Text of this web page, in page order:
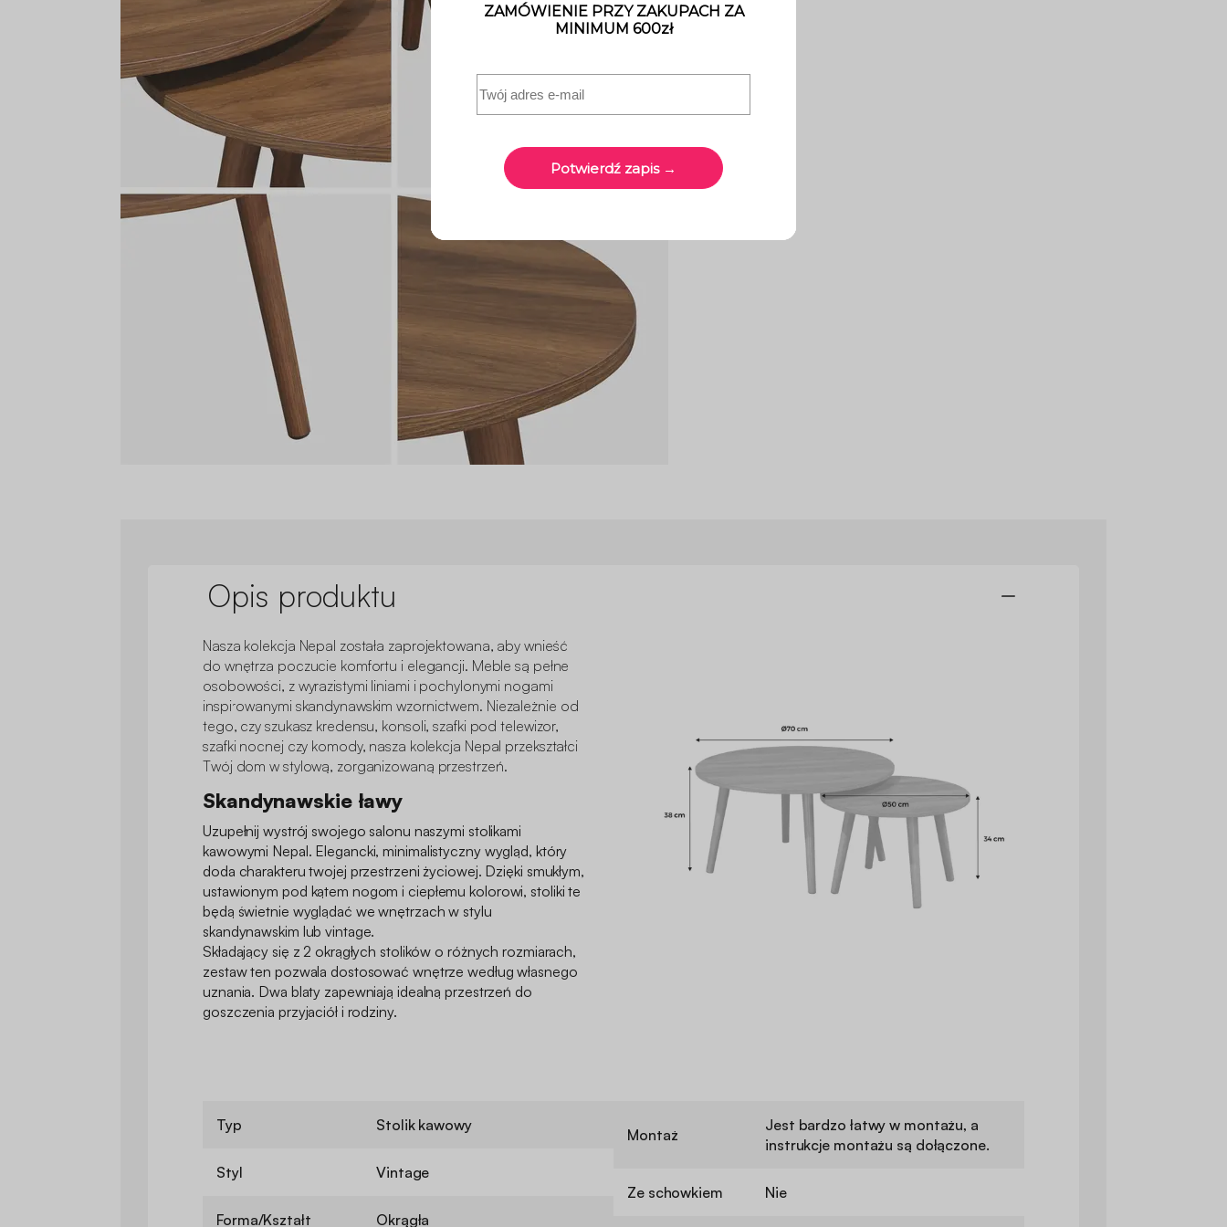
Opis produktu
Nasza kolekcja Nepal została zaprojektowana, aby wnieść
do wnętrza poczucie komfortu i elegancji. Meble są pełne
osobowości, z wyrazistymi liniami i pochylonymi nogami
inspirowanymi skandynawskim wzornictwem. Niezależnie od
tego, czy szukasz kredensu, konsoli, szafki pod telewizor,
szafki nocnej czy komody, nasza kolekcja Nepal przekształci
Twój dom w stylową, zorganizowaną przestrzeń.
Skandynawskie ławy
Uzupełnij wystrój swojego salonu naszymi stolikami
kawowymi Nepal. Elegancki, minimalistyczny wygląd, który
doda charakteru twojej przestrzeni życiowej. Dzięki smukłym,
ustawionym pod kątem nogom i ciepłemu kolorowi, stoliki te
będą świetnie wyglądać we wnętrzach w stylu
skandynawskim lub vintage.
Składający się z 2 okrągłych stolików o różnych rozmiarach,
zestaw ten pozwala dostosować wnętrze według własnego
uznania. Dwa blaty zapewniają idealną przestrzeń do
goszczenia przyjaciół i rodziny.
Typ Stolik kawowy
Styl Vintage
Forma/Kształt Okrągła
Montaż
Jest bardzo łatwy w montażu, a
instrukcje montażu są dołączone.
Ze schowkiem Nie